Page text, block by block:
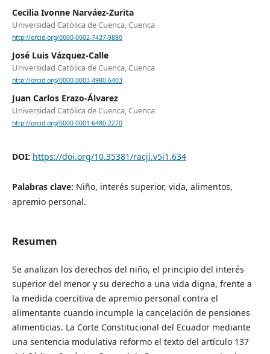
Cecilia Ivonne Narváez-Zurita
Universidad Católica de Cuenca, Cuenca
http://orcid.org/0000-0002-7437-9880
José Luis Vázquez-Calle
Universidad Católica de Cuenca, Cuenca
http://orcid.org/0000-0003-4980-6403
Juan Carlos Erazo-Álvarez
Universidad Católica de Cuenca, Cuenca
http://orcid.org/0000-0001-6480-2270
DOI: https://doi.org/10.35381/racji.v5i1.634
Palabras clave: Niño, interés superior, vida, alimentos,
apremio personal.
Resumen
Se analizan los derechos del niño, el principio del interés
superior del menor y su derecho a una vida digna, frente a
la medida coercitiva de apremio personal contra el
alimentante cuando incumple la cancelación de pensiones
alimenticias. La Corte Constitucional del Ecuador mediante
una sentencia modulativa reformo el texto del artículo 137